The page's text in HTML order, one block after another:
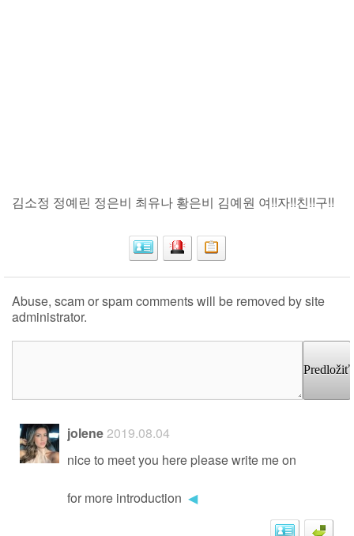
김소정 정예린 정은비 최유나 황은비 김예원 여!!자!!친!!구!!
Abuse, scam or spam comments will be removed by site
administrator.
Predložiť
jolene2019.08.04
nice to meet you here please write me on
for more introduction ◀